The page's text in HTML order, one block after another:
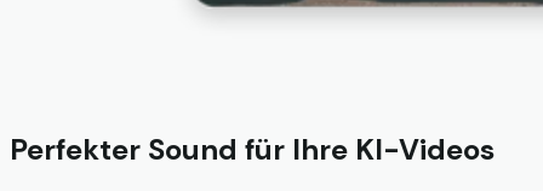
Perfekter Sound für Ihre KI-Videos